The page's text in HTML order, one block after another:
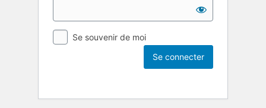
Se souvenir de moi